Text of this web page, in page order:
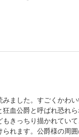
ました。すごくかわ
血公爵と呼ばれ恐れ
きっちり描かれてい
れます。公爵様の周